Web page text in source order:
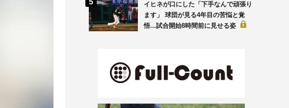
イヒネが口にした「下手なんで頑張り
ます」 球団が見る4年目の苦悩と覚
悟...試合開始8時間前に見せる姿